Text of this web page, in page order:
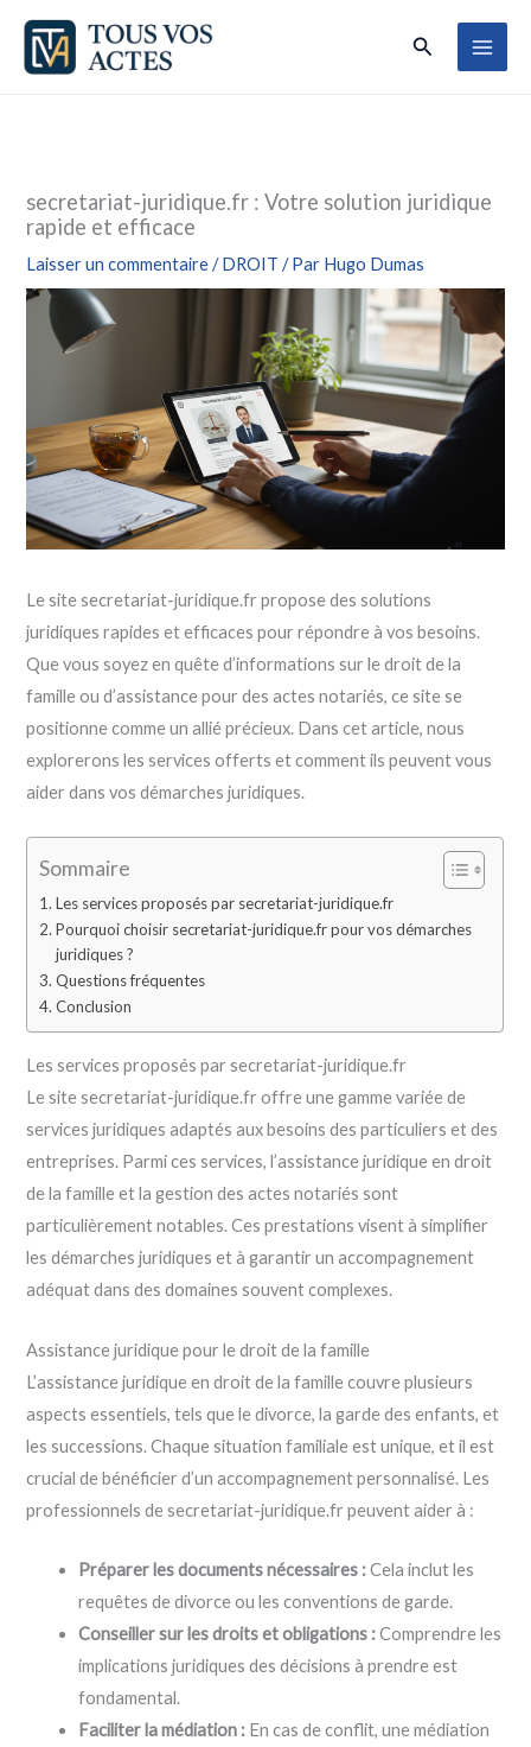
Aller
contenu
Rechercher
secretariat-juridique.fr : Votre solution juridique
rapide et efficace
Laisser un commentaire /DROIT / Par Hugo Dumas
Le site secretariat-juridique.fr propose des solutions
juridiques rapides et efficaces pour répondre à vos besoins.
Que vous soyez en quête d’informations sur le droit de la
famille ou d’assistance pour des actes notariés, ce site se
positionne comme un allié précieux. Dans cet article, nous
explorerons les services offerts et comment ils peuvent vous
aider dans vos démarches juridiques.
Sommaire
Les services proposés par secretariat-juridique.fr
Pourquoi choisir secretariat-juridique.fr pour vos démarches
juridiques ?
Questions fréquentes
Conclusion
Les services proposés par secretariat-juridique.fr
Le site secretariat-juridique.fr offre une gamme variée de
services juridiques adaptés aux besoins des particuliers et des
entreprises. Parmi ces services, l’assistance juridique en droit
de la famille et la gestion des actes notariés sont
particulièrement notables. Ces prestations visent à simplifier
les démarches juridiques et à garantir un accompagnement
adéquat dans des domaines souvent complexes.
Assistance juridique pour le droit de la famille
L’assistance juridique en droit de la famille couvre plusieurs
aspects essentiels, tels que le divorce, la garde des enfants, et
les successions. Chaque situation familiale est unique, et il est
crucial de bénéficier d’un accompagnement personnalisé. Les
professionnels de secretariat-juridique.fr peuvent aider à :
Préparer les documents nécessaires :Cela inclut les
requêtes de divorce ou les conventions de garde.
Conseiller sur les droits et obligations :Comprendre les
implications juridiques des décisions à prendre est
fondamental.
Faciliter la médiation : En cas de conflit, une médiation